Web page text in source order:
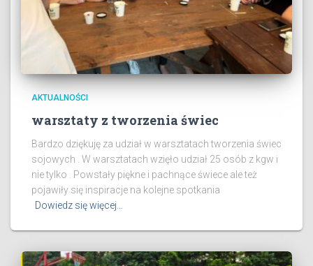
AKTUALNOŚCI
warsztaty z tworzenia świec
Bardzo dziękuję za udział w warsztatach tworzenia świec
sojowych . W warsztatach wzięło udział 25 osób z kgw i
nie tylko . Powstały piękne i pachnące świece ale też
pojawiły się inspiracje na kolejne spotkania
Dowiedz się więcej…